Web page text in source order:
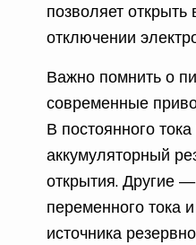
позволяет
отключении
Важно помнить о
современные
В постоянного
аккумуляторный
открытия. Другие
переменного тока
источника